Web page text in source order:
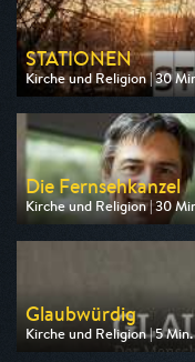
STATIONEN
Kirche und Religion | 30
Ausgestrahlt von BR
am 08.08.2026, 06:00
Die Fernsehkanzel
Kirche und Religion | 30
Ausgestrahlt von RTLZWEI
am 09.08.2026, 07:30
Glaubwürdig
Kirche und Religion | 5 Min.
Ausgestrahlt von MDR